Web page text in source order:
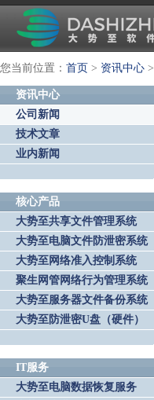
您当前位置： 首页 > 资讯中心 >
资讯中心
公司新闻
技术文章
业内新闻
核心产品
大势至共享文件管理系统
大势至电脑文件防泄密系统
大势至网络准入控制系统
聚生网管网络行为管理系统
大势至服务器文件备份系统
大势至防泄密U盘（硬件）
IT服务
大势至电脑数据恢复服务